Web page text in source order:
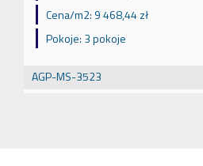
Cena/m2: 9 468,44 zł
Pokoje: 3 pokoje
AGP-MS-3523